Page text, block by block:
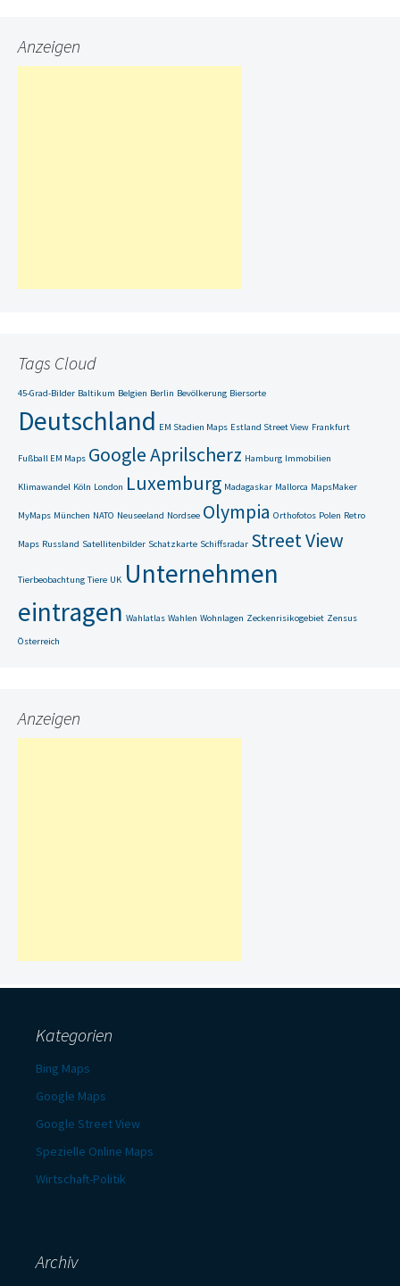
Anzeigen
Tags Cloud
45-Grad-Bilder Baltikum Belgien Berlin Bevölkerung Biersorte
Deutschland EM Stadien Maps Estland Street View Frankfurt
Fußball EM Maps Google Aprilscherz Hamburg Immobilien
Klimawandel Köln London Luxemburg Madagaskar Mallorca MapsMaker
MyMaps München NATO Neuseeland Nordsee Olympia Orthofotos Polen Retro
Maps Russland Satellitenbilder Schatzkarte Schiffsradar Street View
Tierbeobachtung Tiere UK Unternehmen
eintragen Wahlatlas Wahlen Wohnlagen Zeckenrisikogebiet Zensus
Österreich
Anzeigen
Kategorien
Bing Maps
Google Maps
Google Street View
Spezielle Online Maps
Wirtschaft-Politik
Archiv